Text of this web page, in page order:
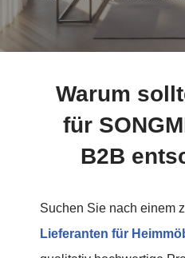
Warum
für
B2B
Suchen Sie nach einem
Lieferanten für